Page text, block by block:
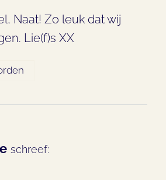
Naat! Zo leuk dat wij
Lie(f)s XX
schreef: